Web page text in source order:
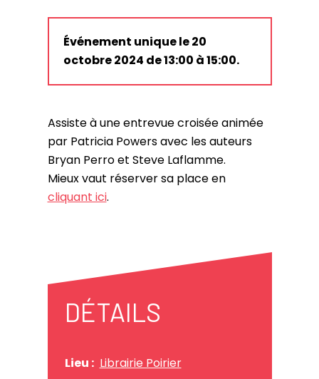
Événement unique le 20
octobre 2024 de 13:00 à 15:00.
Assiste à une entrevue croisée animée
par Patricia Powers avec les auteurs
Bryan Perro et Steve Laflamme.
Mieux vaut réserver sa place en
cliquant ici.
DÉTAILS
Lieu : Librairie Poirier